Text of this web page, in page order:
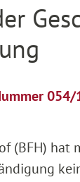
(BFH) hat